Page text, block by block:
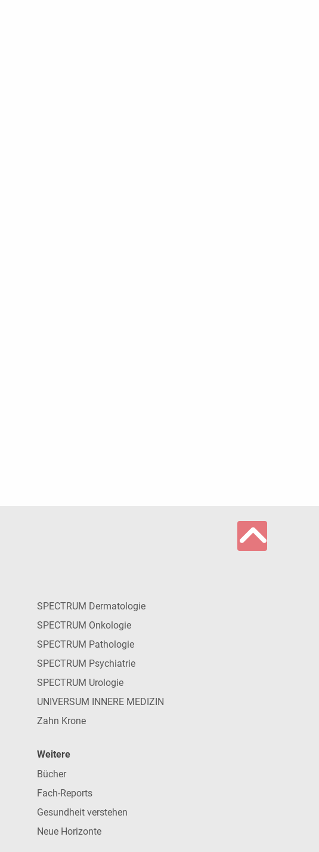
SPECTRUM Dermatologie
SPECTRUM Onkologie
SPECTRUM Pathologie
SPECTRUM Psychiatrie
SPECTRUM Urologie
UNIVERSUM INNERE MEDIZIN
Zahn Krone
Weitere
Bücher
Fach-Reports
Gesundheit verstehen
Neue Horizonte